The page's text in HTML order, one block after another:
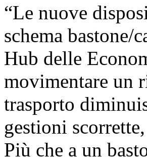
“Le nuove
schema bastone/
Hub delle
movimentare un
trasporto
gestioni
Più che a un